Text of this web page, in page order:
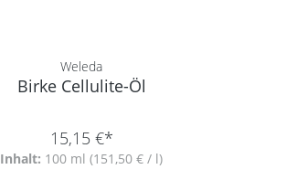
Weleda
Birke Cellulite-Öl
15,15 €*
Inhalt: 100 ml (151,50 € / l)